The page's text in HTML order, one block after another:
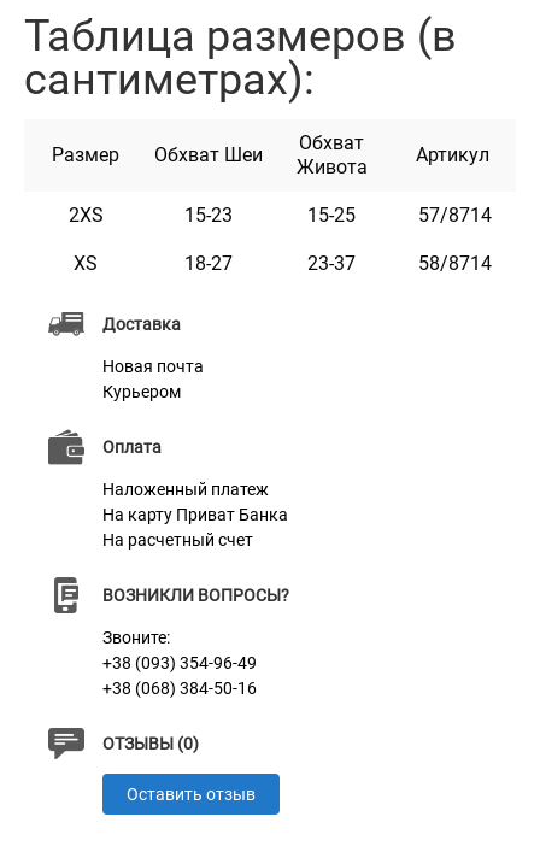
Доставка
Новая почта
Курьером
Оплата
Наложенный платеж
На карту Приват Банка
На расчетный счет
ВОЗНИКЛИ ВОПРОСЫ?
Звоните:
+38 (093) 354-96-49
+38 (068) 384-50-16
ОТЗЫВЫ (0)
Оставить отзыв
солнце. Шлея укомплектована высококачественной
пластиковой пряжкой. Обхват
(чихуахуа, карликовый пинчер, йоркширский терьер,
такса и т.д.) и котов. Эта шлея и поводок мягкие на
ощупь, гибкие и не боятся воды. Они практичны и
Характеристики
Материал
Фурнитура
Таблица размеров (в
сантиметрах):
Размер Обхват Шеи
Обхват
Живота
Артикул
2XS 15-23 15-25 57/8714
XS 18-27 23-37 58/8714